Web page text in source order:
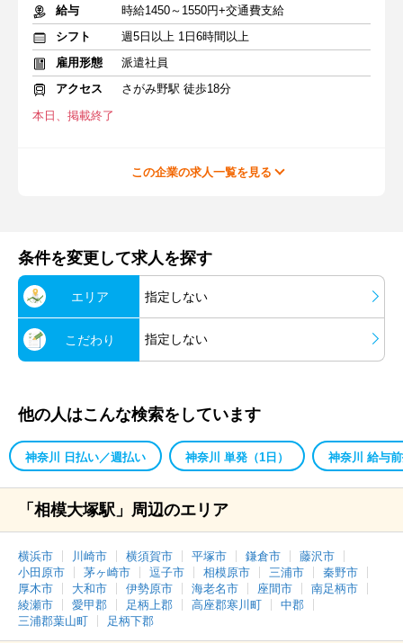
給与
時給1450～1550円+交通費支給
シフト
週5日以上 1日6時間以上
雇用形態
派遣社員
アクセス
さがみ野駅 徒歩18分
本日、掲載終了
この企業の求人一覧を見る
条件を変更して求人を探す
エリア 指定しない
こだわり 指定しない
他の人はこんな検索をしています
神奈川 日払い／週払い 神奈川 単発（1日） 神奈川 給与
「相模大塚駅」周辺のエリア
横浜市 川崎市 横須賀市 平塚市 鎌倉市
藤沢市
小田原市
茅ヶ崎市 逗子市 相模原市 三浦市
秦野市
厚木市
大和市 伊勢原市 海老名市 座間市
南足柄市
綾瀬市
愛甲郡 足柄上郡 高座郡寒川町
中郡
三浦郡葉山町
足柄下郡